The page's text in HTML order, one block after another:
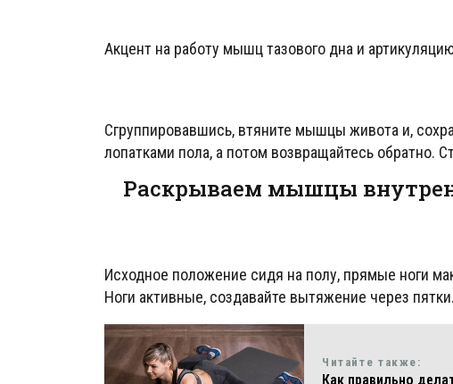
Акцент на работу мышц тазового дна и
Сгруппировавшись, втяните мышцы живота и,
лопатками пола, а потом возвращайтесь обратно.
Раскрываем мышцы
Исходное положение сидя на полу, прямые ноги
Ноги активные, создавайте вытяжение через пятки.
Читайте также:
Как правильно